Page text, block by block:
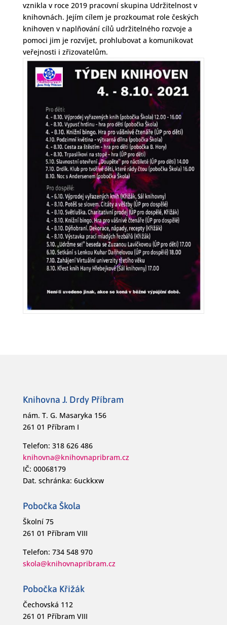
vznikla v roce 2019 pracovní skupina Udržitelnost v
knihovnách. Jejím cílem je prozkoumat role českých
knihoven v naplňování cílů udržitelného rozvoje a
pomoci jim je rozvíjet, prohlubovat a komunikovat
veřejnosti i zřizovatelům.
Knihovna J. Drdy Příbram
nám. T. G. Masaryka 156
261 01 Příbram I
Telefon: 318 626 486
knihovna@knihovnapribram.cz
IČ: 00068179
Dat. schránka: 6uckkxw
Pobočka Škola
Školní 75
261 01 Příbram VIII
Telefon: 734 548 970
skola@knihovnapribram.cz
Pobočka Křižák
Čechovská 112
261 01 Příbram VIII